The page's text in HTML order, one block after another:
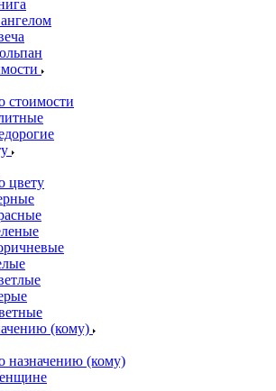
стоимости
цвету
(кому)
назначению (кому)